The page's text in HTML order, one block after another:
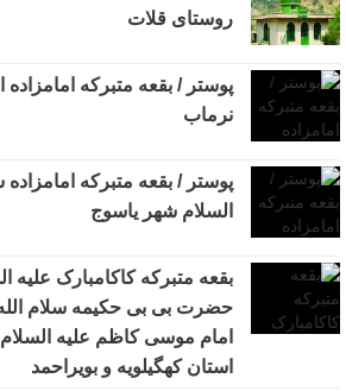
روستای قلات
پوستر / بقعه متبرکه امامزاده
نرماب
پوستر / بقعه متبرکه امامزاده
السلام شهر یاسوج
بقعه متبرکه کاکامبارک علیه
حضرت بی بی حکیمه سلام الله
امام موسی کاظم علیه
استان کهگیلویه و بویراحمد